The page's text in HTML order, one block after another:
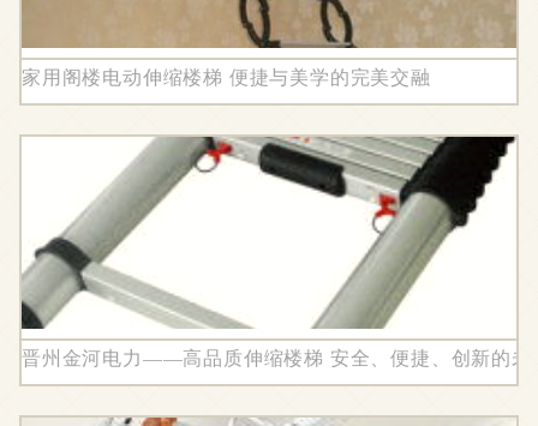
家用阁楼电动伸缩楼梯 便捷与美学的完美交融
晋州金河电力——高品质伸缩楼梯 安全、便捷、创新的未